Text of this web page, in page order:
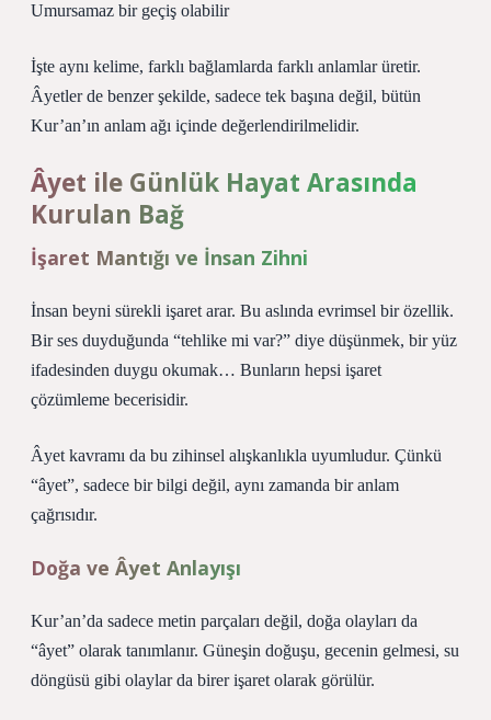
Umursamaz bir geçiş olabilir
İşte aynı kelime, farklı bağlamlarda farklı anlamlar üretir.
Âyetler de benzer şekilde, sadece tek başına değil, bütün
Kur’an’ın anlam ağı içinde değerlendirilmelidir.
Âyet ile Günlük Hayat Arasında
Kurulan Bağ
İşaret Mantığı ve İnsan Zihni
İnsan beyni sürekli işaret arar. Bu aslında evrimsel bir özellik.
Bir ses duyduğunda “tehlike mi var?” diye düşünmek, bir yüz
ifadesinden duygu okumak… Bunların hepsi işaret
çözümleme becerisidir.
Âyet kavramı da bu zihinsel alışkanlıkla uyumludur. Çünkü
“âyet”, sadece bir bilgi değil, aynı zamanda bir anlam
çağrısıdır.
Doğa ve Âyet Anlayışı
Kur’an’da sadece metin parçaları değil, doğa olayları da
“âyet” olarak tanımlanır. Güneşin doğuşu, gecenin gelmesi, su
döngüsü gibi olaylar da birer işaret olarak görülür.